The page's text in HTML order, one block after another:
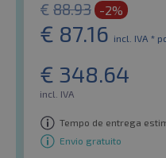
€ 88.93 -2%
€ 87.16 incl. IVA *
€ 348.64
incl. IVA
Tempo de entrega
Envio gratuito